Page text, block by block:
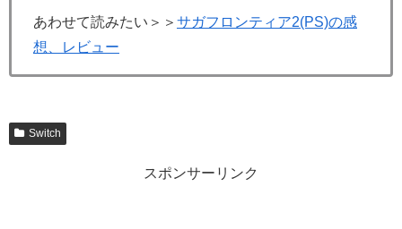
あわせて読みたい＞＞ サガフロンティア2(PS)の感
想、レビュー
Switch
スポンサーリンク